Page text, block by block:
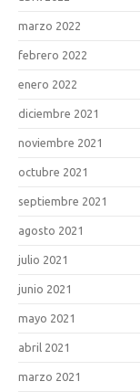
marzo 2022
febrero 2022
enero 2022
diciembre 2021
noviembre 2021
octubre 2021
septiembre 2021
agosto 2021
julio 2021
junio 2021
mayo 2021
abril 2021
marzo 2021